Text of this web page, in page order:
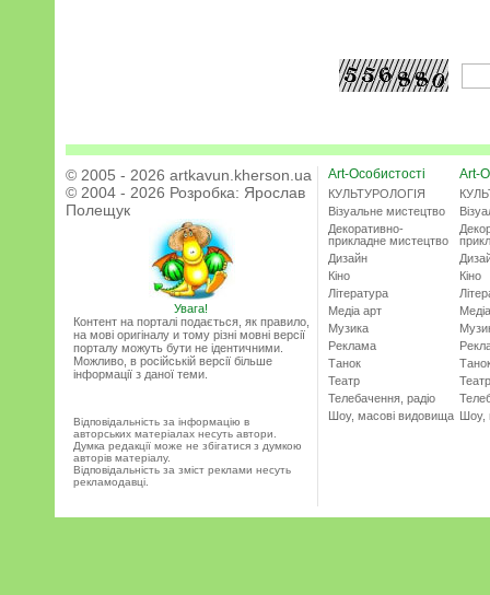
© 2005 - 2026 artkavun.kherson.ua
© 2004 - 2026 Розробка: Ярослав
Полещук
Увага!
Контент на порталі подається, як правило,
на мові оригіналу и тому різні мовні версії
порталу можуть бути не ідентичними.
Можливо, в російській версії більше
інформації з даної теми.
Відповідальність за інформацію в
авторських матеріалах несуть автори.
Думка редакції може не збігатися з думкою
авторів матеріалу.
Відповідальність за зміст реклами несуть
рекламодавці.
Art-Особистості
КУЛЬТУРОЛОГІЯ
Візуальне мистецтво
Декоративно-
прикладне мистецтво
Дизайн
Кіно
Література
Медіа арт
Музика
Реклама
Танок
Театр
Телебачення, радіо
Шоу, масові видовища
Art-
Кіно
Театр
Шоу,